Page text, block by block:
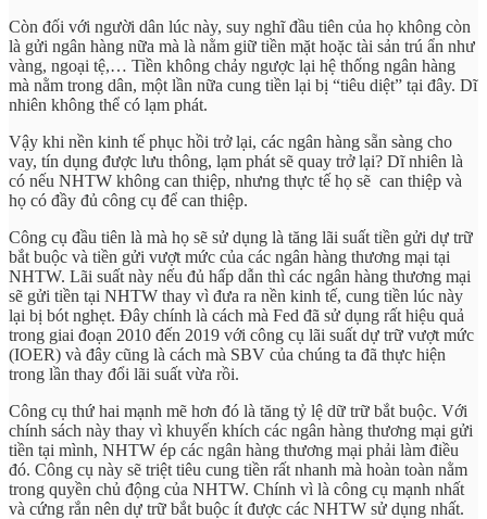
Còn đối với người dân lúc này, suy nghĩ đầu tiên của họ không còn
là gửi ngân hàng nữa mà là nằm giữ tiền mặt hoặc tài sản trú ẩn như
vàng, ngoại tệ,… Tiền không chảy ngược lại hệ thống ngân hàng
mà nằm trong dân, một lần nữa cung tiền lại bị “tiêu diệt” tại đây. Dĩ
nhiên không thể có lạm phát.
Vậy khi nền kinh tế phục hồi trở lại, các ngân hàng sẵn sàng cho
vay, tín dụng được lưu thông, lạm phát sẽ quay trở lại? Dĩ nhiên là
có nếu NHTW không can thiệp, nhưng thực tế họ sẽ can thiệp và
họ có đầy đủ công cụ để can thiệp.
Công cụ đầu tiên là mà họ sẽ sử dụng là tăng lãi suất tiền gửi dự trữ
bắt buộc và tiền gửi vượt mức của các ngân hàng thương mại tại
NHTW. Lãi suất này nếu đủ hấp dẫn thì các ngân hàng thương mại
sẽ gửi tiền tại NHTW thay vì đưa ra nền kinh tế, cung tiền lúc này
lại bị bót nghẹt. Đây chính là cách mà Fed đã sử dụng rất hiệu quả
trong giai đoạn 2010 đến 2019 với công cụ lãi suất dự trữ vượt mức
(IOER) và đây cũng là cách mà SBV của chúng ta đã thực hiện
trong lần thay đổi lãi suất vừa rồi.
Công cụ thứ hai mạnh mẽ hơn đó là tăng tỷ lệ dữ trữ bắt buộc. Với
chính sách này thay vì khuyến khích các ngân hàng thương mại gửi
tiền tại mình, NHTW ép các ngân hàng thương mại phải làm điều
đó. Công cụ này sẽ triệt tiêu cung tiền rất nhanh mà hoàn toàn nằm
trong quyền chủ động của NHTW. Chính vì là công cụ mạnh nhất
và cứng rắn nên dự trữ bắt buộc ít được các NHTW sử dụng nhất.